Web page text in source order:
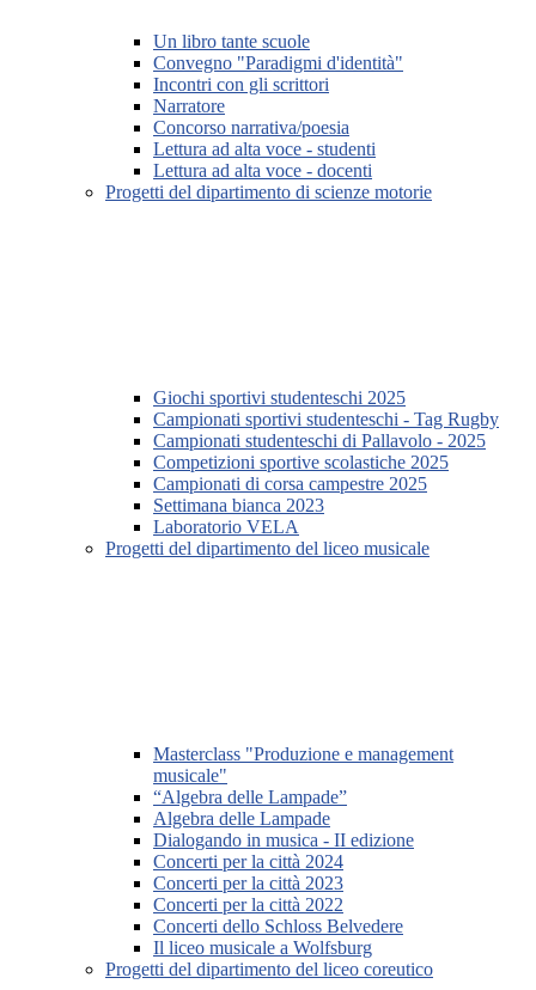
Un libro tante scuole
Convegno "Paradigmi d'identità"
Incontri con gli scrittori
Narratore
Concorso narrativa/poesia
Lettura ad alta voce - studenti
Lettura ad alta voce - docenti
Progetti del dipartimento di scienze motorie
Giochi sportivi studenteschi 2025
Campionati sportivi studenteschi - Tag Rugby
Campionati studenteschi di Pallavolo - 2025
Competizioni sportive scolastiche 2025
Campionati di corsa campestre 2025
Settimana bianca 2023
Laboratorio VELA
Progetti del dipartimento del liceo musicale
Masterclass "Produzione e management
musicale"
“Algebra delle Lampade”
Algebra delle Lampade
Dialogando in musica - II edizione
Concerti per la città 2024
Concerti per la città 2023
Concerti per la città 2022
Concerti dello Schloss Belvedere
Il liceo musicale a Wolfsburg
Progetti del dipartimento del liceo coreutico